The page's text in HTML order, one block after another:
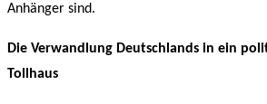
Anhänger sind.
Die Verwandlung Deutschlands in ein
Tollhaus